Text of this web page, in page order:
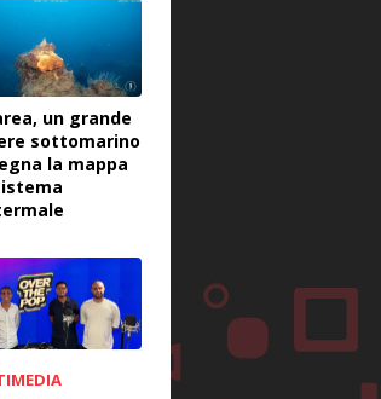
un grande
sottomarino
la mappa